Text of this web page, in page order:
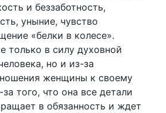
и беззаботность,
уныние, чувство
«белки в колесе».
только в силу духовной
но и из-за
женщины к своему
того, что она все детали
в обязанность и ждет